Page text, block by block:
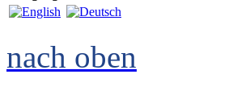
Languages